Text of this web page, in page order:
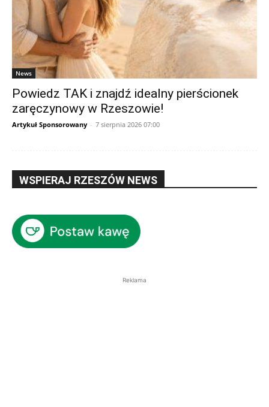
News
Powiedz TAK i znajdź idealny pierścionek
zaręczynowy w Rzeszowie!
Artykuł Sponsorowany - 7 sierpnia 2026 07:00
WSPIERAJ RZESZÓW NEWS
Reklama